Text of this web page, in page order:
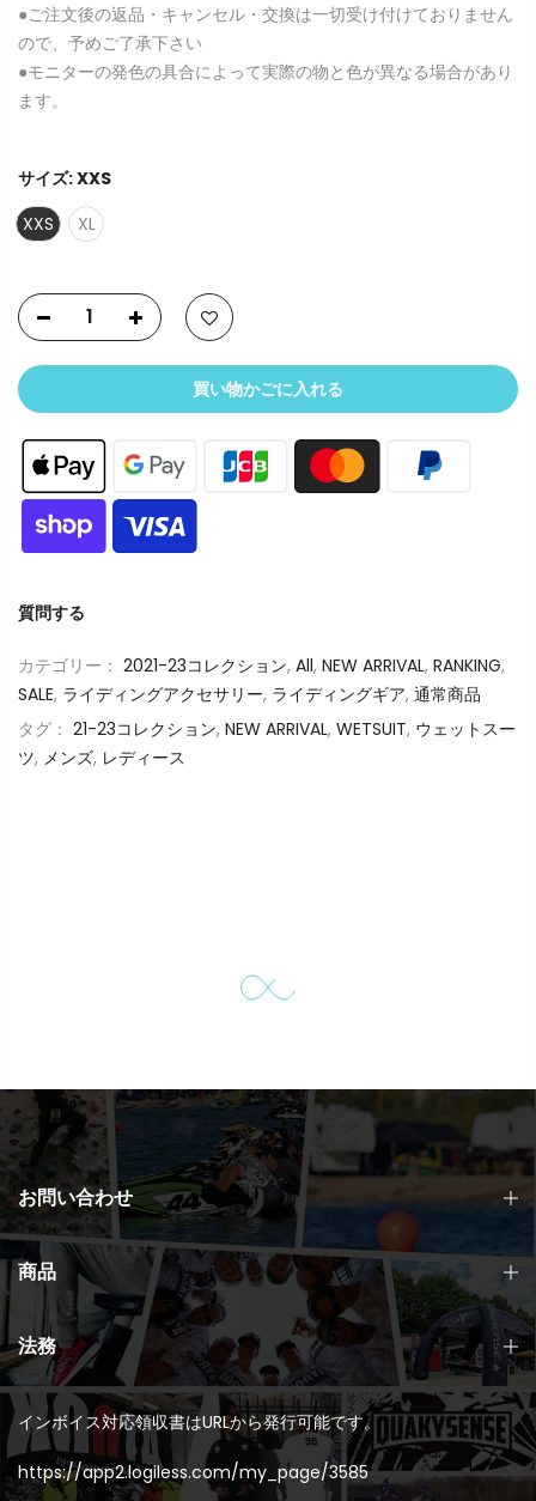
●ご注文後の返品・キャンセル・交換は一切受け付けておりません
ので、予めご了承下さい
●モニターの発色の具合によって実際の物と色が異なる場合があり
ます。
サイズ:XXS
XXS
XL
買い物かごに入れる
質問する
カテゴリー： 2021-23コレクション, All, NEW ARRIVAL, RANKING,
SALE, ライディングアクセサリー, ライディングギア, 通常商品
タグ： 21-23コレクション, NEW ARRIVAL, WETSUIT, ウェットスー
ツ, メンズ, レディース
お問い合わせ
商品
法務
インボイス対応領収書はURLから発行可能です。
https://app2.logiless.com/my_page/3585